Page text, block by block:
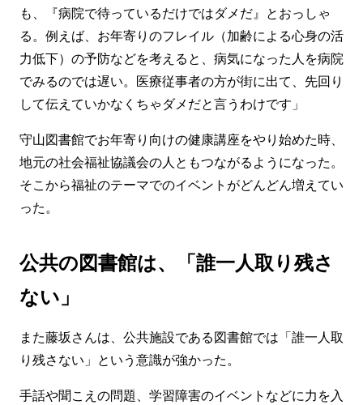
も、『病院で待っているだけではダメだ』とおっしゃ
る。例えば、お年寄りのフレイル（加齢による心身の活
力低下）の予防などを考えると、病気になった人を病院
でみるのでは遅い。医療従事者の方が街に出て、先回り
して伝えていかなくちゃダメだと言うわけです」
守山図書館でお年寄り向けの健康講座をやり始めた時、
地元の社会福祉協議会の人ともつながるようになった。
そこから福祉のテーマでのイベントがどんどん増えてい
った。
公共の図書館は、「誰一人取り残さ
ない」
また藤坂さんは、公共施設である図書館では「誰一人取
り残さない」という意識が強かった。
手話や聞こえの問題、学習障害のイベントなどに力を入